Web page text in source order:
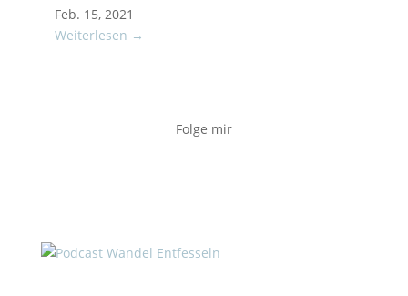
Feb. 15, 2021
Weiterlesen →
Folge mir